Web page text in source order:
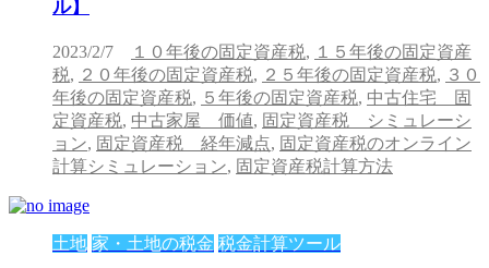
ル】
2023/2/7 １０年後の固定資産税, １５年後の固定資産
税, ２０年後の固定資産税, ２５年後の固定資産税, ３０
年後の固定資産税, ５年後の固定資産税, 中古住宅 固
定資産税, 中古家屋 価値, 固定資産税 シミュレーシ
ョン, 固定資産税 経年減点, 固定資産税のオンライン
計算シミュレーション, 固定資産税計算方法
土地 家・土地の税金 税金計算ツール